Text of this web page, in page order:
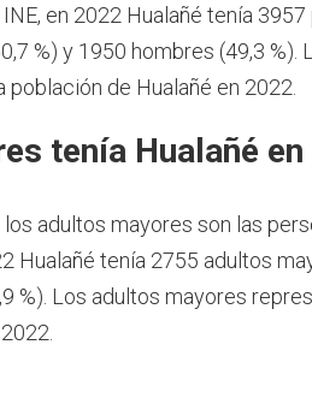
en 2022 Hualañé tenía
%) y 1950 hombres (49,3 %).
de Hualañé en 2022.
tenía Hualañé
los adultos mayores son las
Hualañé tenía 2755 adultos
%). Los adultos mayores